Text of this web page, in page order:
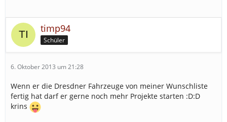
timp94
Schüler
6. Oktober 2013 um 21:28
Wenn er die Dresdner Fahrzeuge von meiner Wunschliste
fertig hat darf er gerne noch mehr Projekte starten :D:D
krins